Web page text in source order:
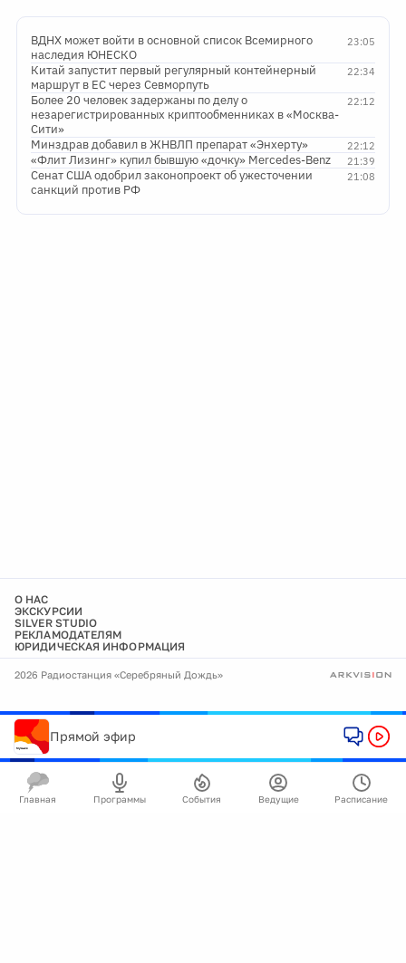
23:05
ВДНХ может войти в основной список Всемирного
наследия ЮНЕСКО
22:34
Китай запустит первый регулярный контейнерный
маршрут в ЕС через Севморпуть
22:12
Более 20 человек задержаны по делу о
незарегистрированных криптообменниках в «Москва-
Сити»
22:12
Минздрав добавил в ЖНВЛП препарат «Энхерту»
21:39
«Флит Лизинг» купил бывшую «дочку» Mercedes-Benz
21:08
Сенат США одобрил законопроект об ужесточении
санкций против РФ
О НАС
ЭКСКУРСИИ
SILVER STUDIO
РЕКЛАМОДАТЕЛЯМ
ЮРИДИЧЕСКАЯ ИНФОРМАЦИЯ
2026 Радиостанция «Серебряный Дождь»
Прямой эфир
Главная Программы События Ведущие Расписание